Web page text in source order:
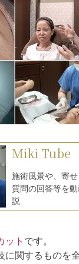
Miki Tube
施術風景や、寄せ
質問の回答等を
説
ット です。
関するものを